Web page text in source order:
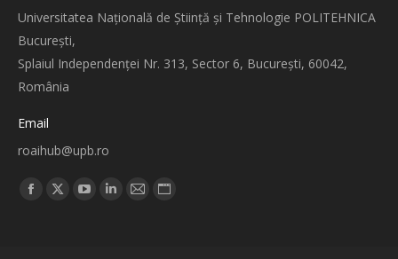
Universitatea Națională de Știință și Tehnologie POLITEHNICA
București,
Splaiul Independenței Nr. 313, Sector 6, București, 60042,
România
Email
roaihub@upb.ro
Find us on:
Facebook
X
YouTube
LinkedinMailWebsite